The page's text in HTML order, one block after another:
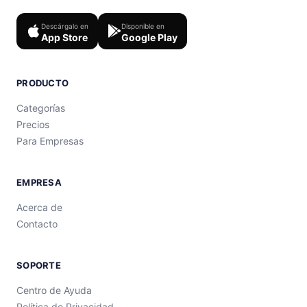
Descárgalo en
App Store
Disponible en
Google Play
PRODUCTO
Categorías
Precios
Para Empresas
EMPRESA
Acerca de
Contacto
SOPORTE
Centro de Ayuda